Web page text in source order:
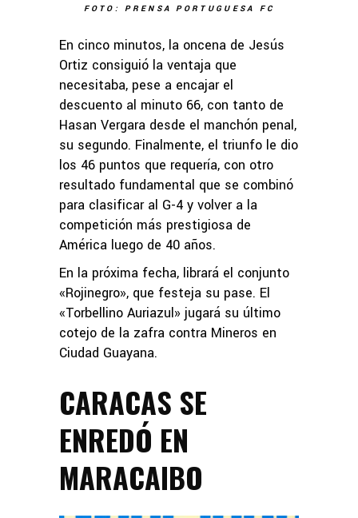
FOTO: PRENSA PORTUGUESA FC
En cinco minutos, la oncena de Jesús
Ortiz consiguió la ventaja que
necesitaba, pese a encajar el
descuento al minuto 66, con tanto de
Hasan Vergara desde el manchón penal,
su segundo. Finalmente, el triunfo le dio
los 46 puntos que requería, con otro
resultado fundamental que se combinó
para clasificar al G-4 y volver a la
competición más prestigiosa de
América luego de 40 años.
En la próxima fecha, librará el conjunto
«Rojinegro», que festeja su pase. El
«Torbellino Auriazul» jugará su último
cotejo de la zafra contra Mineros en
Ciudad Guayana.
CARACAS SE
ENREDÓ EN
MARACAIBO